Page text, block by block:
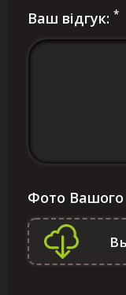
Ваш відгук: *
Фото